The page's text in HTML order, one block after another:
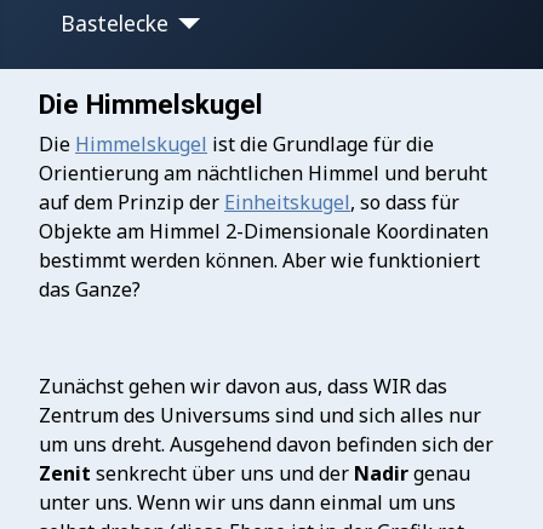
Bastelecke
Die Himmelskugel
Die Himmelskugel ist die Grundlage für die
Orientierung am nächtlichen Himmel und beruht
auf dem Prinzip der Einheitskugel, so dass für
Objekte am Himmel 2-Dimensionale Koordinaten
bestimmt werden können. Aber wie funktioniert
das Ganze?
Zunächst gehen wir davon aus, dass WIR das
Zentrum des Universums sind und sich alles nur
um uns dreht. Ausgehend davon befinden sich der
Zenit senkrecht über uns und der Nadirgenau
unter uns. Wenn wir uns dann einmal um uns